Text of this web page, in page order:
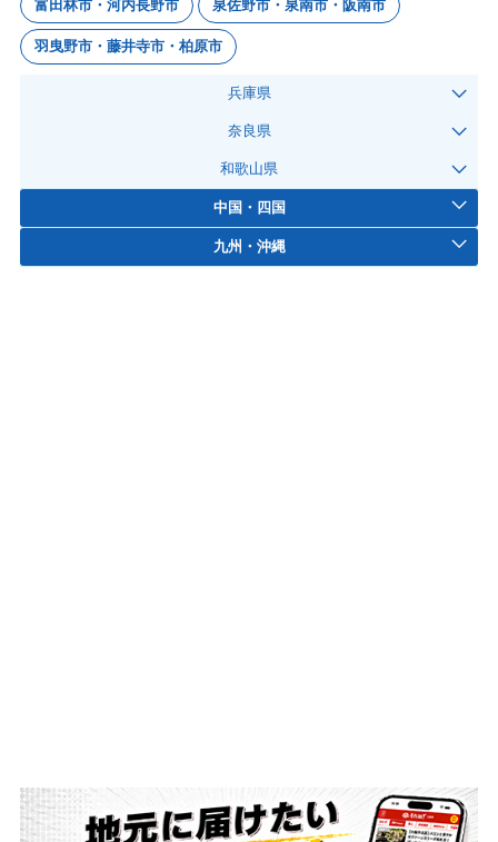
富田林市・河内長野市 泉佐野市・泉南市・阪南市
羽曳野市・藤井寺市・柏原市
兵庫県
奈良県
和歌山県
中国・四国
九州・沖縄